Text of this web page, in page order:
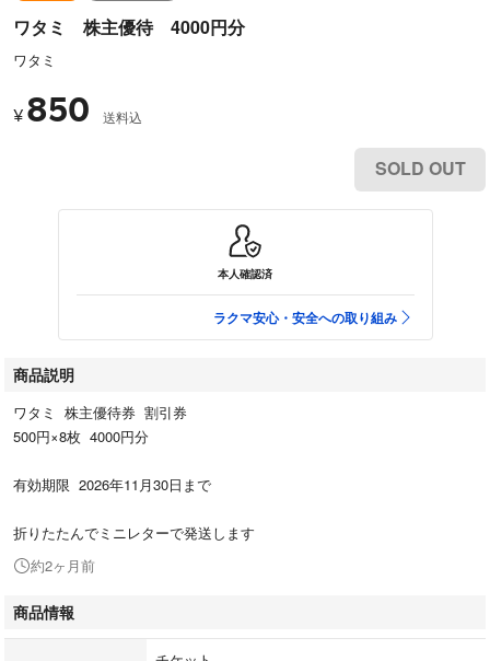
ワタミ 株主優待 4000円分
ワタミ
¥ 850 送料込
SOLD OUT
本人確認済
ラクマ安心・安全への取り組み
商品説明
ワタミ 株主優待券 割引券
500円×8枚 4000円分
有効期限 2026年11月30日まで
折りたたんでミニレターで発送します
約2ヶ月前
商品情報